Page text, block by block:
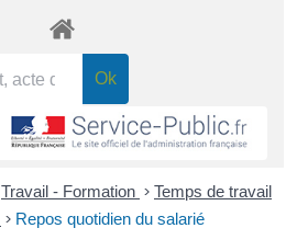
Travail - Formation > Temps de travail
> Repos quotidien du salarié